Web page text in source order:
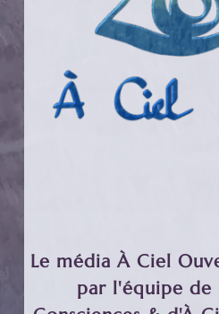
Le média À Ciel
par l'équipe de